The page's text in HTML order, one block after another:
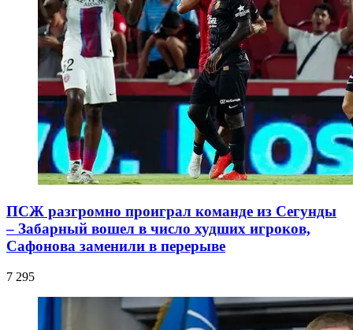
ПСЖ разгромно проиграл команде из Сегунды
– Забарный вошел в число худших игроков,
Сафонова заменили в перерыве
7 295